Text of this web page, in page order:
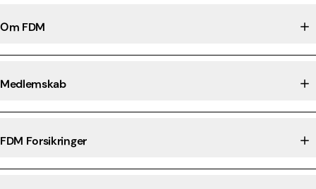
Om FDM
Medlemskab
FDM Forsikringer